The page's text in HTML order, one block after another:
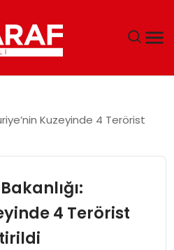
Kuzeyinde 4 Terörist
4 Terörist